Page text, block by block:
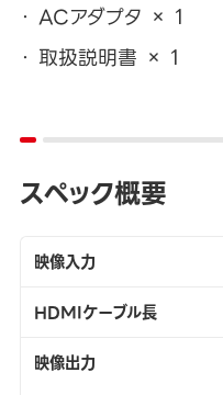
ACアダプタ × 1
取扱説明書 × 1
スペック概要
映像入力
HDMIケーブル長
映像出力